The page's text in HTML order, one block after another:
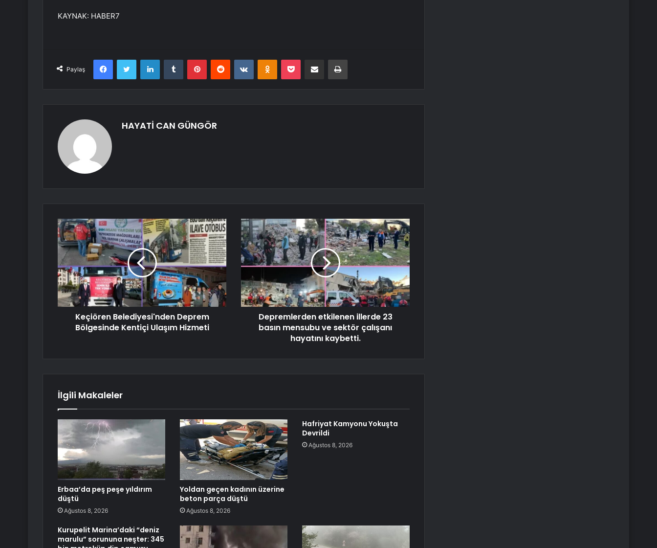
KAYNAK: HABER7
Paylaş
FacebookTwitter LinkedInTumblr PinterestReddit VKontakteOdnoklassniki
Pocket E-Posta ile paylaş Yazdır
HAYATİ CAN GÜNGÖR
Keçiören Belediyesi'nden Deprem
Bölgesinde Kentiçi Ulaşım Hizmeti
Depremlerden etkilenen illerde 23
basın mensubu ve sektör çalışanı
hayatını kaybetti.
İlgili Makaleler
Erbaa’da peş peşe yıldırım
düştü
Ağustos 8, 2026
Yoldan geçen kadının üzerine
beton parça düştü
Ağustos 8, 2026
Hafriyat Kamyonu Yokuşta
Devrildi
Ağustos 8, 2026
Kurupelit Marina’daki “deniz
marulu” sorununa neşter: 345